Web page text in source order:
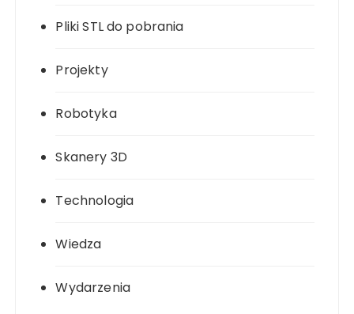
Pliki STL do pobrania
Projekty
Robotyka
Skanery 3D
Technologia
Wiedza
Wydarzenia